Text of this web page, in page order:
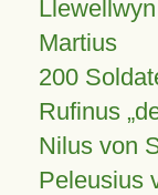
Martius
200
Rufinus
Nilus von
Peleusius